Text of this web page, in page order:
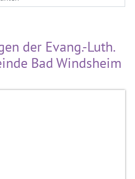
der Evang.-Luth.
Bad Windsheim